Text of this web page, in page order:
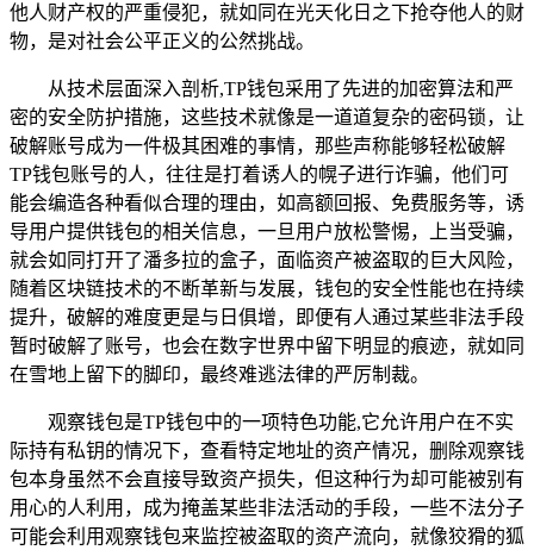
他人财产权的严重侵犯，就如同在光天化日之下抢夺他人的财
物，是对社会公平正义的公然挑战。
从技术层面深入剖析,TP钱包采用了先进的加密算法和严
密的安全防护措施，这些技术就像是一道道复杂的密码锁，让
破解账号成为一件极其困难的事情，那些声称能够轻松破解
TP钱包账号的人，往往是打着诱人的幌子进行诈骗，他们可
能会编造各种看似合理的理由，如高额回报、免费服务等，诱
导用户提供钱包的相关信息，一旦用户放松警惕，上当受骗，
就会如同打开了潘多拉的盒子，面临资产被盗取的巨大风险，
随着区块链技术的不断革新与发展，钱包的安全性能也在持续
提升，破解的难度更是与日俱增，即便有人通过某些非法手段
暂时破解了账号，也会在数字世界中留下明显的痕迹，就如同
在雪地上留下的脚印，最终难逃法律的严厉制裁。
观察钱包是TP钱包中的一项特色功能,它允许用户在不实
际持有私钥的情况下，查看特定地址的资产情况，删除观察钱
包本身虽然不会直接导致资产损失，但这种行为却可能被别有
用心的人利用，成为掩盖某些非法活动的手段，一些不法分子
可能会利用观察钱包来监控被盗取的资产流向，就像狡猾的狐